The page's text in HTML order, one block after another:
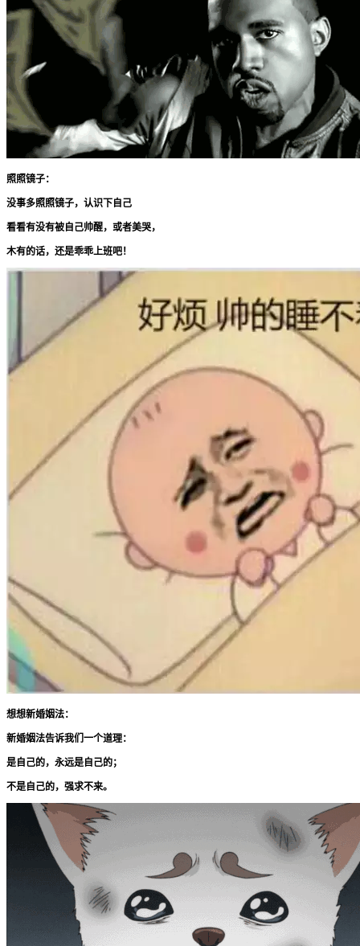
照照镜子：
没事多照照镜子，认识下自己
看看有没有被自己帅醒，或者美哭，
木有的话，还是乖乖上班吧！
想想新婚姻法：
新婚姻法告诉我们一个道理：
是自己的，永远是自己的；
不是自己的，强求不来。